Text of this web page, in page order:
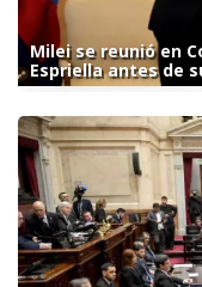
Milei se reunió en
Espriella antes de